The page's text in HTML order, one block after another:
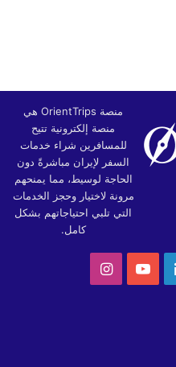
منصة OrientTrips هي
منصة إلكترونية تتيح
للمسافرين شراء خدمات
السفر لإيران مباشرةً دون
الحاجة لوسيط، مما يمنحهم
مرونة لاختيار وحجز الخدمات
التي تلبي احتياجاتهم بشكل
كامل.
لينكدإن‫YouTubeانستقرام